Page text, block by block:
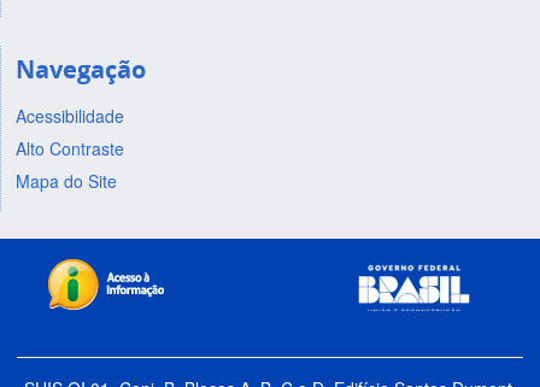
Navegação
Acessibilidade
Alto Contraste
Mapa do Site